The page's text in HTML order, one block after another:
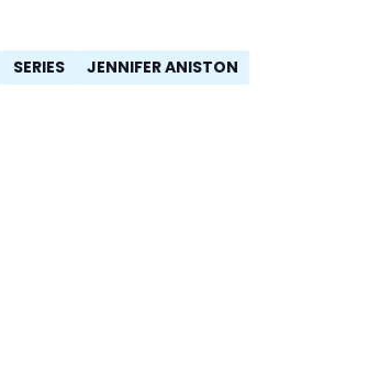
SERIES JENNIFER ANISTON